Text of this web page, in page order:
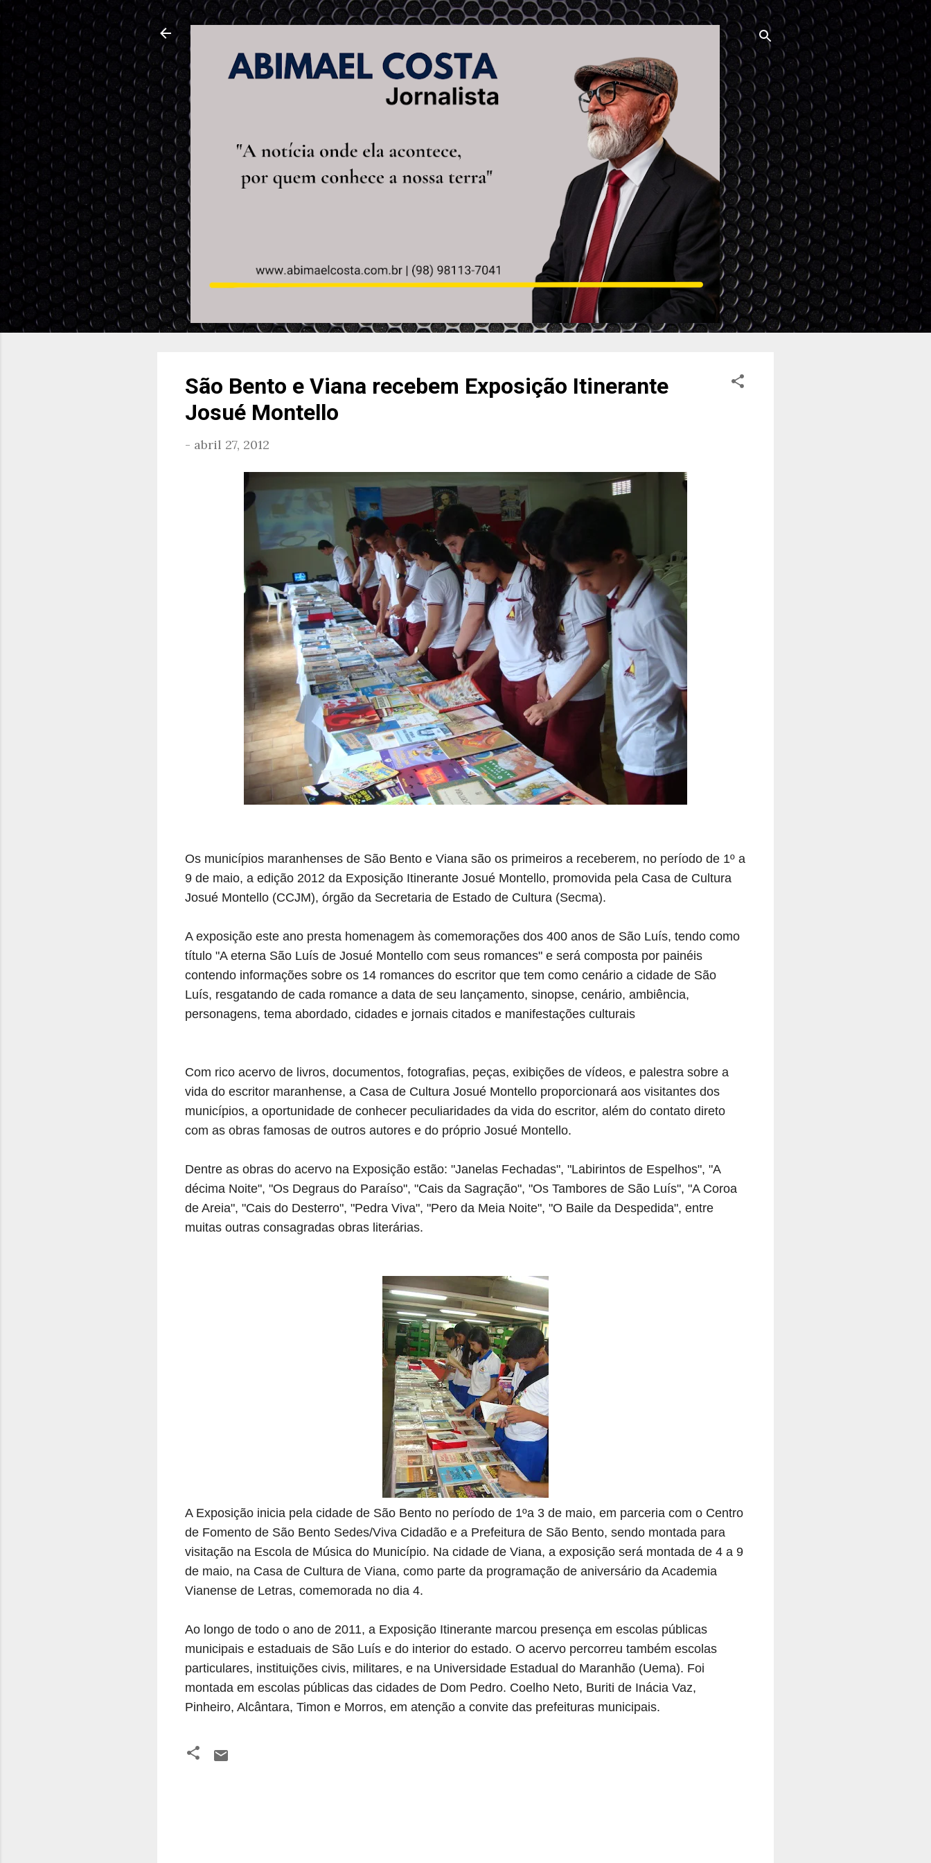
Pular para o conteúdo principal
São Bento e Viana recebem Exposição Itinerante
Josué Montello
- abril 27, 2012
Os municípios maranhenses de São Bento e Viana são os primeiros a receberem, no período de 1º a
9 de maio, a edição 2012 da Exposição Itinerante Josué Montello, promovida pela Casa de Cultura
Josué Montello (CCJM), órgão da Secretaria de Estado de Cultura (Secma).
A exposição este ano presta homenagem às comemorações dos 400 anos de São Luís, tendo como
título "A eterna São Luís de Josué Montello com seus romances" e será composta por painéis
contendo informações sobre os 14 romances do escritor que tem como cenário a cidade de São
Luís, resgatando de cada romance a data de seu lançamento, sinopse, cenário, ambiência,
personagens, tema abordado, cidades e jornais citados e manifestações culturais
Com rico acervo de livros, documentos, fotografias, peças, exibições de vídeos, e palestra sobre a
vida do escritor maranhense, a Casa de Cultura Josué Montello proporcionará aos visitantes dos
municípios, a oportunidade de conhecer peculiaridades da vida do escritor, além do contato direto
com as obras famosas de outros autores e do próprio Josué Montello.
Dentre as obras do acervo na Exposição estão: "Janelas Fechadas", "Labirintos de Espelhos", "A
décima Noite", "Os Degraus do Paraíso", "Cais da Sagração", "Os Tambores de São Luís", "A Coroa
de Areia", "Cais do Desterro", "Pedra Viva", "Pero da Meia Noite", "O Baile da Despedida", entre
muitas outras consagradas obras literárias.
A Exposição inicia pela cidade de São Bento no período de 1ºa 3 de maio, em parceria com o Centro
de Fomento de São Bento Sedes/Viva Cidadão e a Prefeitura de São Bento, sendo montada para
visitação na Escola de Música do Município. Na cidade de Viana, a exposição será montada de 4 a 9
de maio, na Casa de Cultura de Viana, como parte da programação de aniversário da Academia
Vianense de Letras, comemorada no dia 4.
Ao longo de todo o ano de 2011, a Exposição Itinerante marcou presença em escolas públicas
municipais e estaduais de São Luís e do interior do estado. O acervo percorreu também escolas
particulares, instituições civis, militares, e na Universidade Estadual do Maranhão (Uema). Foi
montada em escolas públicas das cidades de Dom Pedro. Coelho Neto, Buriti de Inácia Vaz,
Pinheiro, Alcântara, Timon e Morros, em atenção a convite das prefeituras municipais.